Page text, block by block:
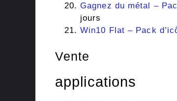
Gagnez du métal –
jours
Win10 Flat – Pack
Vente
applications